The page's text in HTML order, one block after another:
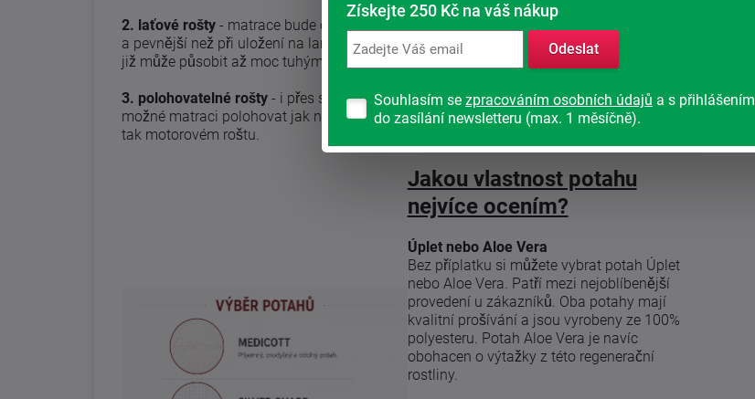
2. laťové rošty - matrace bude o poznání tužší
a pevnější než při uložení na lamely, pro mohé
již může působit až moc tuhým pocitem.
3. polohovatelné rošty - i přes svou výšku je
možné matraci polohovat jak na manuálním
tak motorovém roštu.
Jakou vlastnost potahu
nejvíce ocením?
Úplet nebo Aloe Vera
Bez příplatku si můžete vybrat potah Úplet
nebo Aloe Vera. Patří mezi nejoblíbenější
provedení u zákazníků. Oba potahy mají
kvalitní prošívání a jsou vyrobeny ze 100%
polyesteru. Potah Aloe Vera je navíc
obohacen o výtažky z této regenerační
rostliny.
Získejte 250 Kč na váš nákup
Odeslat
Souhlasím se zpracováním osobních údajů a s přihlášením
do zasílání newsletteru (max. 1 měsíčně).